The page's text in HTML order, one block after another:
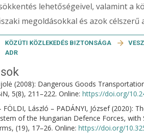
lehetőségeivel, valamint a
megoldásokkal és azok célszerű
KÖZÚTI KÖZLEKEDÉS BIZTONSÁGA
ADR
(2008): Dangerous Goods
5(8), 211–222. Online: https://doi.org/
FÖLDI, László – PADÁNYI, József (2020):
of the Hungarian Defence Forces,
(19), 17–26. Online: https://doi.org/